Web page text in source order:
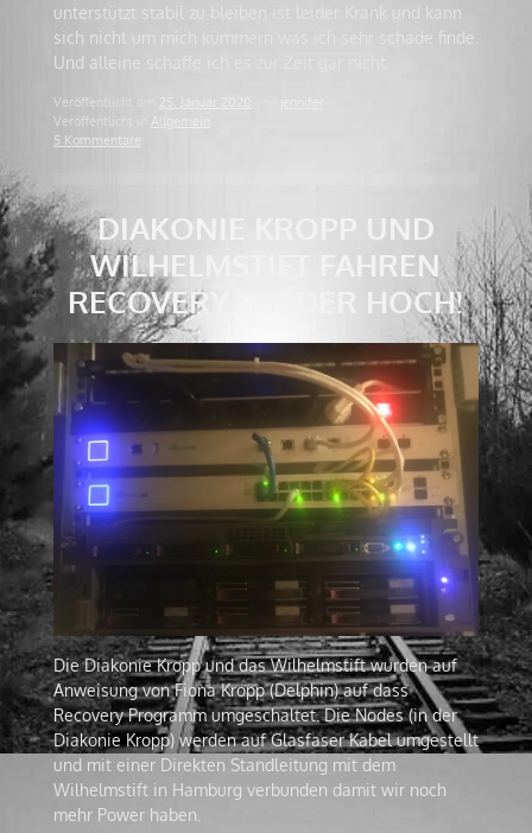
unterstützt stabil zu bleiben ist leider Krank und kann
sich nicht um mich kümmern was ich sehr schade finde.
Und alleine schaffe ich es zur Zeit gar nicht.
Veröffentlicht am 25. Januar 2020
Veröffentlicht in Allgemein
5 Kommentare
DIAKONIE KROPP UND
WILHELMSTIFT FAHREN
RECOVERY WIEDER HOCH!
Die Diakonie Kropp und das Wilhelmstift wurden auf
Anweisung von Fiona Kropp (Delphin) auf dass
Recovery Programm umgeschaltet. Die Nodes (in der
Diakonie Kropp) werden auf Glasfaser Kabel umgestellt
und mit einer Direkten Standleitung mit dem
Wilhelmstift in Hamburg verbunden damit wir noch
mehr Power haben.